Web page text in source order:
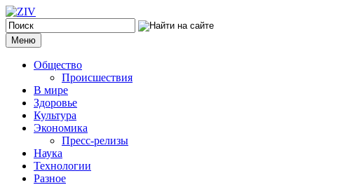
Меню
Общество
Происшествия
В мире
Здоровье
Культура
Экономика
Пресс-релизы
Наука
Технологии
Разное